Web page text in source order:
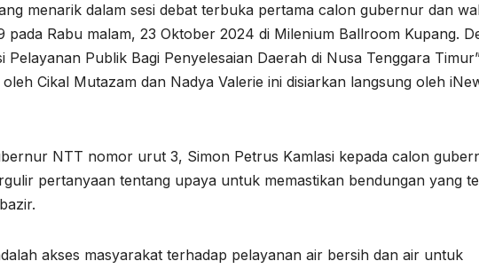
menarik dalam sesi debat terbuka pertama calon gubernur dan
Rabu malam, 23 Oktober 2024 di Milenium Ballroom Kupang.
Publik Bagi Penyelesaian Daerah di Nusa Tenggara
Cikal Mutazam dan Nadya Valerie ini disiarkan langsung oleh
NTT nomor urut 3, Simon Petrus Kamlasi kepada calon
pertanyaan tentang upaya untuk memastikan bendungan yang
akses masyarakat terhadap pelayanan air bersih dan air untuk